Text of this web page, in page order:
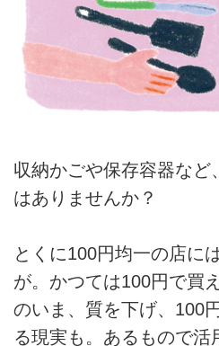
収納かごや保存容器など
はありませんか？
とくに100円均一の店に
が。かつては100円で買
のいま、質を下げ、100
る現実も。あるもので活